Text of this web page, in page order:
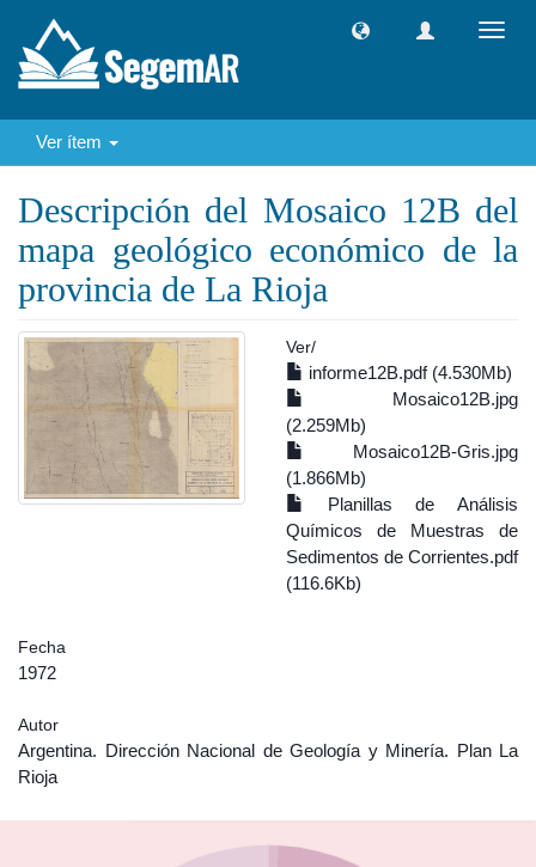
Ver ítem
Descripción del Mosaico 12B del
mapa geológico económico de la
provincia de La Rioja
Ver/
informe12B.pdf (4.530Mb)
Mosaico12B.jpg
(2.259Mb)
Mosaico12B-Gris.jpg
(1.866Mb)
Planillas de Análisis
Químicos de Muestras de
Sedimentos de Corrientes.pdf
(116.6Kb)
Fecha
1972
Autor
Argentina. Dirección Nacional de Geología y Minería. Plan La
Rioja